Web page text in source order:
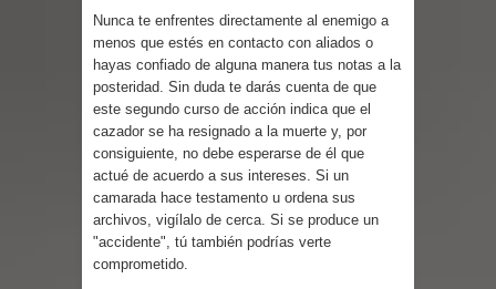
Nunca te enfrentes directamente al enemigo a
menos que estés en contacto con aliados o
hayas confiado de alguna manera tus notas a la
posteridad. Sin duda te darás cuenta de que
este segundo curso de acción indica que el
cazador se ha resignado a la muerte y, por
consiguiente, no debe esperarse de él que
actué de acuerdo a sus intereses. Si un
camarada hace testamento u ordena sus
archivos, vigílalo de cerca. Si se produce un
"accidente", tú también podrías verte
comprometido.